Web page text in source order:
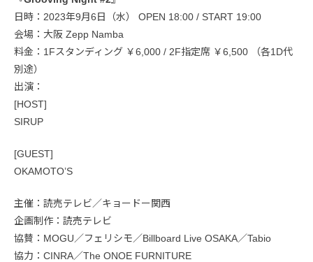
日時：2023年9月6日（水） OPEN 18:00 / START 19:00
会場：大阪 Zepp Namba
料金：1Fスタンディング ￥6,000 / 2F指定席 ￥6,500 （各1D代
別途）
出演：
[HOST]
SIRUP
[GUEST]
OKAMOTO’S
主催：読売テレビ／キョードー関西
企画制作：読売テレビ
協賛：MOGU／フェリシモ／Billboard Live OSAKA／Tabio
協力：CINRA／The ONOE FURNITURE